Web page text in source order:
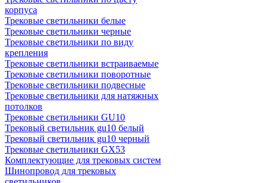
корпуса
Трековые светильники белые
Трековые светильники черные
Трековые светильники по виду
крепления
Трековые светильники встраиваемые
Трековые светильники поворотные
Трековые светильники подвесные
Трековые светильники для натяжных
потолков
Трековые светильники GU10
Трековый светильник gu10 белый
Трековый светильник gu10 черный
Трековые светильники GX53
Комплектующие для трековых систем
Шинопровод для трековых